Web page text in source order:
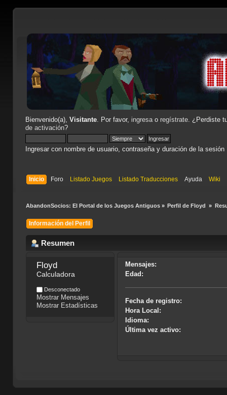
Bienvenido(a), Visitante. Por favor, ingresao regístrate. ¿Perdiste
de activación?
Ingresar con nombre de usuario, contraseña y duración de la sesión
Inicio Foro Listado Juegos Listado Traducciones Ayuda Wiki
AbandonSocios: El Portal de los Juegos Antiguos» Perfil de Floyd »
Información del Perfil
Resumen
Floyd
Calculadora
Desconectado
Mostrar Mensajes
Mostrar Estadísticas
Mensajes:
Edad:
Fecha de registro:
Hora Local:
Idioma:
Última vez activo: